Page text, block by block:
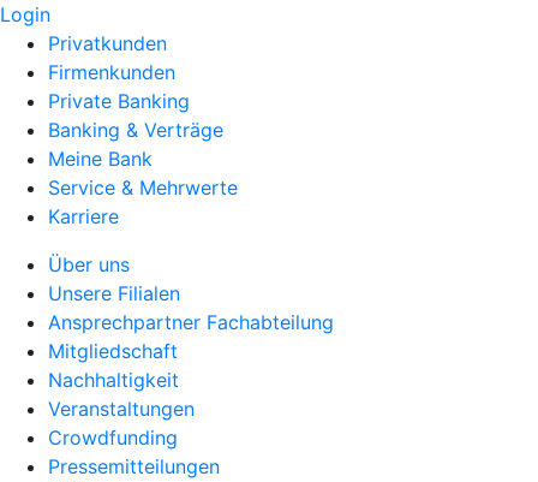
Login
Privatkunden
Firmenkunden
Private Banking
Banking & Verträge
Meine Bank
Service & Mehrwerte
Karriere
Über uns
Unsere Filialen
Ansprechpartner Fachabteilung
Mitgliedschaft
Nachhaltigkeit
Veranstaltungen
Crowdfunding
Pressemitteilungen